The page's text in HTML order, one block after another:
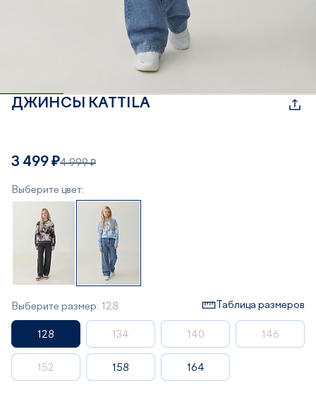
ДЖИНСЫ KATTILA
3 499 ₽4 999 ₽
Выберите цвет:
Выберите размер: 128 Таблица размеров
128 134 140 146
152 158 164